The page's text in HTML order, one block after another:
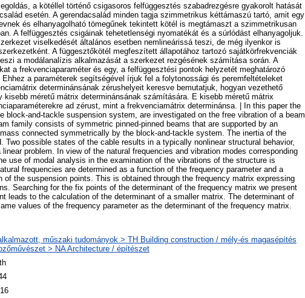
a kötéllel történő csigasoros felfüggesztés szabadrezgésre gyakorolt hatását
esetén. A gerendacsalád minden tagja szimmetrikus kéttámaszú tartó, amit egy
és elhanyagolható tömegűnek tekintett kötél is megtámaszt a szimmetrikusan
A felfüggesztés csigáinak tehetetlenségi nyomatékát és a súrlódást elhanyagoljuk.
viselkedését általános esetben nemlineárissá teszi, de még ilyenkor is
A függesztőkötél megfeszített állapotához tartozó sajátkörfrekvenciák
a modálanalízis alkalmazását a szerkezet rezgésének számítása során. A
a frekvenciaparaméter és egy, a felfüggesztési pontok helyzetét meghatározó
a paraméterek segítségével írjuk fel a folytonossági és peremfeltételeket
determinánsának zérushelyeit keresve bemutatjuk, hogyan vezethető
méretű mátrix determinánsának számítására. E kisebb méretű mátrix
ad zérust, mint a frekvenciamátrix determinánsa. | In this paper the
block-and-tackle suspension system, are investigated on the free vibration of a beam
family consists of symmetric pinned-pinned beams that are supported by an
connected symmetrically by the block-and-tackle system. The inertia of the
Two possible states of the cable results in a typically nonlinear structural behavior,
problem. In view of the natural frequencies and vibration modes corresponding
use of modal analysis in the examination of the vibrations of the structure is
frequencies are determined as a function of the frequency parameter and a
of the suspension points. This is obtained through the frequency matrix expressing
Searching for the fix points of the determinant of the frequency matrix we present
leads to the calculation of the determinant of a smaller matrix. The determinant of
values of the frequency parameter as the determinant of the frequency matrix.
műszaki tudományok > TH Building construction / mély-és magasépítés
> NA Architecture / építészet